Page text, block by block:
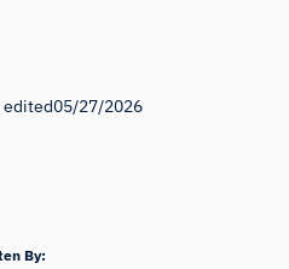
edited05/27/2026
By: